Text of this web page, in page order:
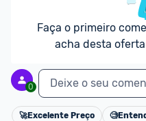
Faça o primeiro
acha desta
0 Deixe o seu
🚀Excelente Preço 🧐